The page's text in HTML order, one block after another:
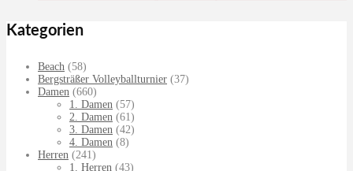
Kategorien
Beach (58)
Bergsträßer Volleyballturnier (37)
Damen (660)
1. Damen (57)
2. Damen (61)
3. Damen (42)
4. Damen (8)
Herren (241)
1. Herren (43)